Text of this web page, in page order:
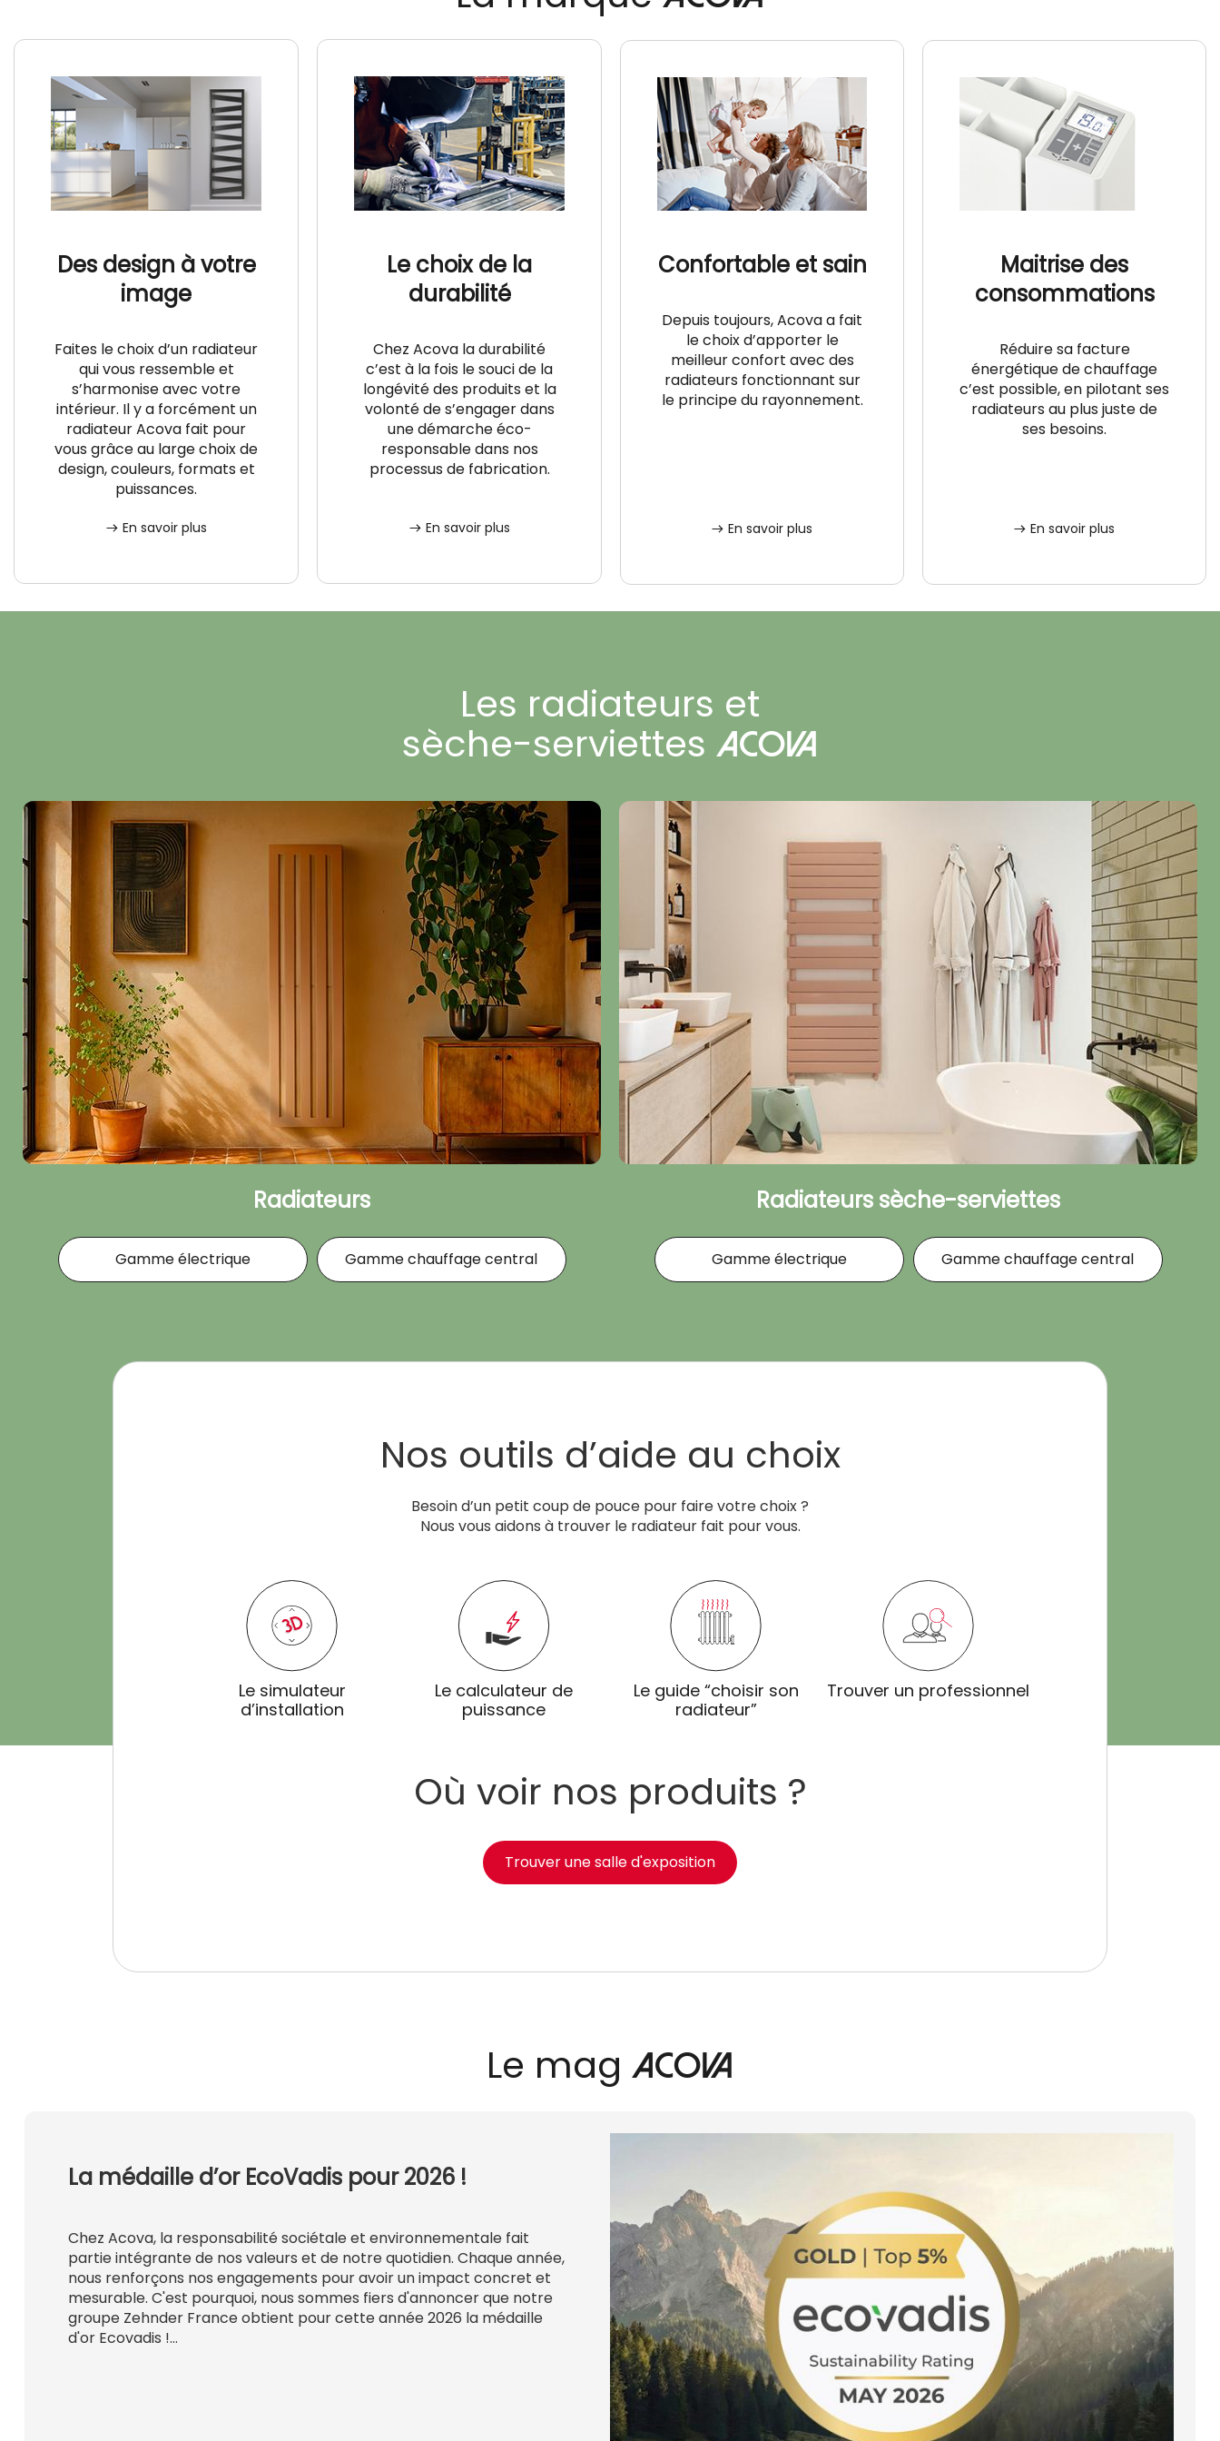
Des design à votre
image
Faites le choix d’un radiateur
qui vous ressemble et
s’harmonise avec votre
intérieur. Il y a forcément un
radiateur Acova fait pour
vous grâce au large choix de
design, couleurs, formats et
puissances.
En savoir plus
Le choix de la
durabilité
Chez Acova la durabilité
c’est à la fois le souci de la
longévité des produits et la
volonté de s’engager dans
une démarche éco-
responsable dans nos
processus de fabrication.
En savoir plus
Confortable et sain
Depuis toujours, Acova a fait
le choix d’apporter le
meilleur confort avec des
radiateurs fonctionnant sur
le principe du rayonnement.
En savoir plus
Maitrise des
consommations
Réduire sa facture
énergétique de chauffage
c’est possible, en pilotant ses
radiateurs au plus juste de
ses besoins.
En savoir plus
Les radiateurs et
sèche-serviettes Acova
Radiateurs
Gamme électrique Gamme chauffage central
Radiateurs sèche-serviettes
Gamme électrique Gamme chauffage central
Nos outils d’aide au choix
Besoin d’un petit coup de pouce pour faire votre choix ?
Nous vous aidons à trouver le radiateur fait pour vous.
Le simulateur
d’installation
Le calculateur de
puissance
Le guide “choisir son
radiateur”
Trouver un professionnel
Où voir nos produits ?
Trouver une salle d'exposition
Le mag Acova
La médaille d’or EcoVadis pour 2026 !
Chez Acova, la responsabilité sociétale et environnementale fait
partie intégrante de nos valeurs et de notre quotidien. Chaque année,
nous renforçons nos engagements pour avoir un impact concret et
mesurable. C'est pourquoi, nous sommes fiers d'annoncer que notre
groupe Zehnder France obtient pour cette année 2026 la médaille
d'or Ecovadis !…